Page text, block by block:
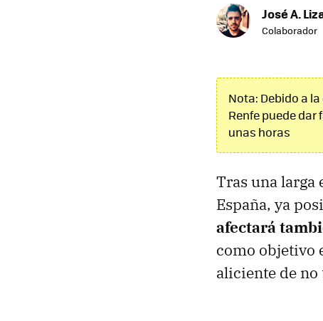
José A.
Colaborador
Nota: Debido a
Renfe puede
unas horas
Tras una larga
España, ya
afectará
como objetivo
aliciente de no